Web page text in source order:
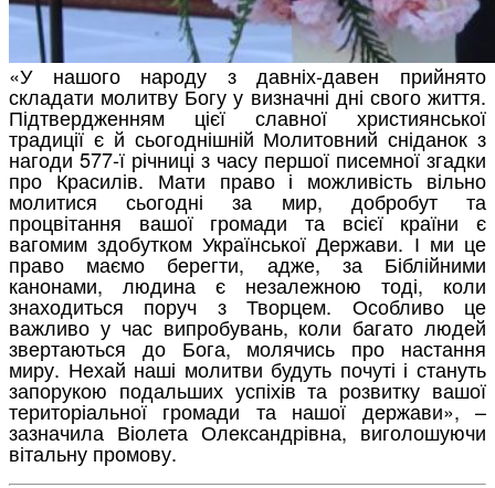
«У нашого народу з давніх-давен прийнято
складати молитву Богу у визначні дні свого життя.
Підтвердженням цієї славної християнської
традиції є й сьогоднішній Молитовний сніданок з
нагоди 577-ї річниці з часу першої писемної згадки
про Красилів. Мати право і можливість вільно
молитися сьогодні за мир, добробут та
процвітання вашої громади та всієї країни є
вагомим здобутком Української Держави. І ми це
право маємо берегти, адже, за Біблійними
канонами, людина є незалежною тоді, коли
знаходиться поруч з Творцем. Особливо це
важливо у час випробувань, коли багато людей
звертаються до Бога, молячись про настання
миру. Нехай наші молитви будуть почуті і стануть
запорукою подальших успіхів та розвитку вашої
територіальної громади та нашої держави», –
зазначила Віолета Олександрівна, виголошуючи
вітальну промову.